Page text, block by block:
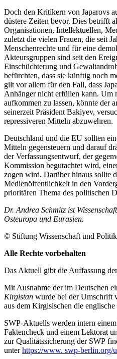
Doch den Kritikern von Japarovs
düstere Zeiten bevor. Dies betrifft
Organisationen, Intellektuellen,
zuletzt die vie­len Frauen, die seit
Menschenrechte und für eine
Akteursgruppen sind seit den
Einschüchterung und
befürchten, dass sie künftig noch
gilt vor allem für den Fall, dass
Anhänger nicht erfüllen kann. Um
aufkommen zu lassen, könnte der
seinerzeit Präsident Bakiyev,
repres­siveren Mitteln abzuwehren.
Deutschland und die EU sollten
Mitteln gegensteuern und darauf
der Verfassungsentwurf, der
Kommission begutachtet wird,
zogen wird. Darüber hinaus sollte
Medienöffentlichkeit in den
prioritären Thema des politischen
Dr. Andrea Schmitz ist
Osteuropa und Eurasien.
© Stiftung Wissenschaft und
Alle Rechte vorbehalten
Das Aktuell gibt die Auf­fassung
Mit Ausnahme der im Deut­schen
Kirgistan wurde bei der Umschrift
aus dem Kir­gisischen die
SWP-Aktuells werden intern
Faktencheck und einem Lektorat
zur Qualitätssicherung der SWP
unterhttps://www. swp-berlin.org/